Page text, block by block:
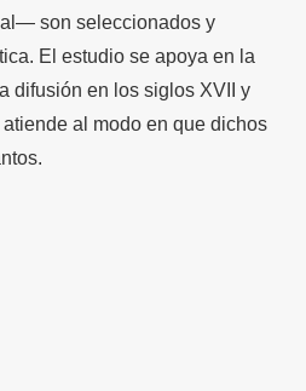
son seleccionados y
El estudio se apoya en la
difusión en los siglos XVII y
al modo en que dichos